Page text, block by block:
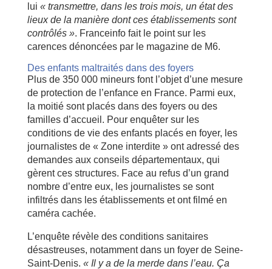
lui « transmettre, dans les trois mois, un état des
lieux de la manière dont ces établissements sont
contrôlés ». Franceinfo fait le point sur les
carences dénoncées par le magazine de M6.
Des enfants maltraités dans des foyers
Plus de 350 000 mineurs font l’objet d’une mesure
de protection de l’enfance en France. Parmi eux,
la moitié sont placés dans des foyers ou des
familles d’accueil. Pour enquêter sur les
conditions de vie des enfants placés en foyer, les
journalistes de « Zone interdite » ont adressé des
demandes aux conseils départementaux, qui
gèrent ces structures. Face au refus d’un grand
nombre d’entre eux, les journalistes se sont
infiltrés dans les établissements et ont filmé en
caméra cachée.
L’enquête révèle des conditions sanitaires
désastreuses, notamment dans un foyer de Seine-
Saint-Denis. « Il y a de la merde dans l’eau. Ça